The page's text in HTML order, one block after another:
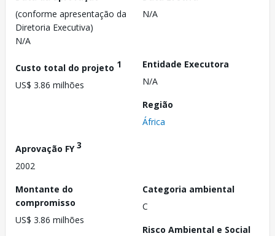
(conforme apresentação da
Diretoria Executiva)
N/A
N/A
Custo total do projeto 1
US$ 3.86 milhões
Entidade Executora
N/A
Região
África
Aprovação FY3
2002
Montante do
compromisso
US$ 3.86 milhões
Categoria ambiental
C
Risco Ambiental e Social